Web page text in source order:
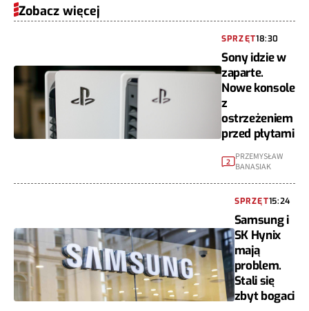
Zobacz więcej
SPRZĘT18:30
Sony idzie w
zaparte.
Nowe konsole
z
ostrzeżeniem
przed płytami
2 PRZEMYSŁAW
BANASIAK
SPRZĘT15:24
Samsung i
SK Hynix
mają
problem.
Stali się
zbyt bogaci